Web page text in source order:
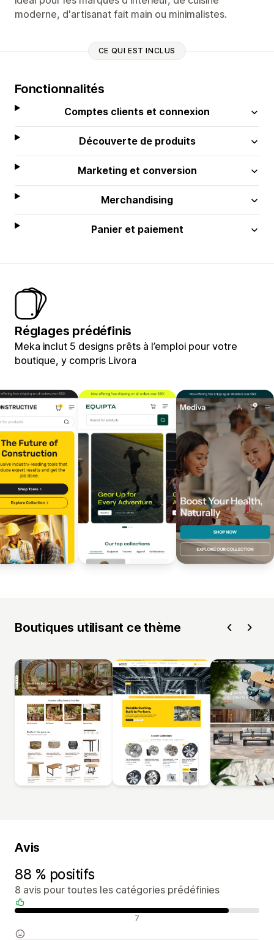
moderne, d'artisanat fait main ou minimalistes.
CE QUI EST INCLUS
Fonctionnalités
Comptes clients et connexion
Découverte de produits
Marketing et conversion
Merchandising
Panier et paiement
Réglages prédéfinis
Meka inclut 5 designs prêts à l’emploi pour votre
boutique, y compris Livora
Boutiques utilisant ce thème
Avis
88 % positifs
8 avis pour toutes les catégories prédéfinies
Avis positifs 7